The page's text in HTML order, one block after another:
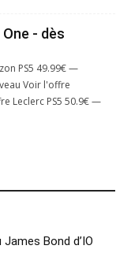
One - dès
PS5 49.99€ —
Voir l'offre
Leclerc PS5 50.9€ —
Bond d’IO